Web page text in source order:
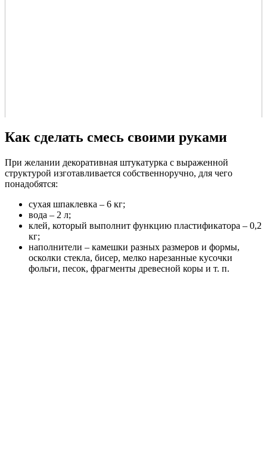
Как сделать смесь своими руками
При желании декоративная штукатурка с выраженной
структурой изготавливается собственноручно, для чего
понадобятся:
сухая шпаклевка – 6 кг;
вода – 2 л;
клей, который выполнит функцию пластификатора – 0,2
кг;
наполнители – камешки разных размеров и формы,
осколки стекла, бисер, мелко нарезанные кусочки
фольги, песок, фрагменты древесной коры и т. п.